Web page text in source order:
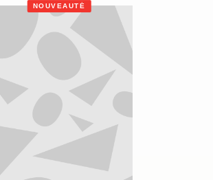
NOUVEAUTÉ